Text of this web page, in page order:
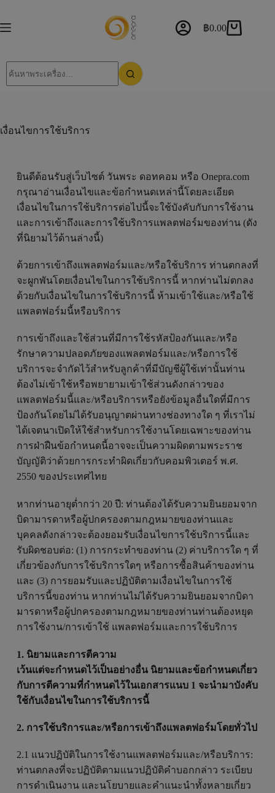
฿0.00
เงื่อนไขการใช้บริการ
ยินดีต้อนรับสู่เว็บไซต์ วันพระ ดอทคอม หรือ Onepra.com
กรุณาอ่านเงื่อนไขและข้อกำหนดเหล่านี้โดยละเอียด
เงื่อนไขในการใช้บริการต่อไปนี้จะใช้บังคับกับการใช้งาน
และการเข้าถึงและการใช้บริการแพลตฟอร์มของท่าน (ดัง
ที่นิยามไว้ด้านล่างนี้)
ด้วยการเข้าถึงแพลตฟอร์มและ/หรือใช้บริการ ท่านตกลงที่
จะผูกพันโดยเงื่อนไขในการใช้บริการนี้ หากท่านไม่ตกลง
ด้วยกับเงื่อนไขในการใช้บริการนี้ ห้ามเข้าใช้และ/หรือใช้
แพลตฟอร์มนี้หรือบริการ
การเข้าถึงและใช้ส่วนที่มีการใช้รหัสป้องกันและ/หรือ
รักษาความปลอดภัยของแพลตฟอร์มและ/หรือการใช้
บริการจะจำกัดไว้สำหรับลูกค้าที่มีบัญชีผู้ใช้เท่านั้นท่าน
ต้องไม่เข้าใช้หรือพยายามเข้าใช้ส่วนดังกล่าวของ
แพลตฟอร์มนี้และ/หรือบริการหรือยังข้อมูลอื่นใดที่มีการ
ป้องกันโดยไม่ได้รับอนุญาตผ่านทางช่องทางใด ๆ ที่เราไม่
ได้เจตนาเปิดให้ใช้สำหรับการใช้งานโดยเฉพาะของท่าน
การฝ่าฝืนข้อกำหนดนี้อาจจะเป็นความผิดตามพระราช
บัญญัติว่าด้วยการกระทำผิดเกี่ยวกับคอมพิวเตอร์ พ.ศ.
2550 ของประเทศไทย
หากท่านอายุต่ำกว่า 20 ปี: ท่านต้องได้รับความยินยอมจาก
บิดามารดาหรือผู้ปกครองตามกฎหมายของท่านและ
บุคคลดังกล่าวจะต้องยอมรับเงื่อนไขการใช้บริการนี้และ
รับผิดชอบต่อ: (1) การกระทำของท่าน (2) ค่าบริการใด ๆ ที่
เกี่ยวข้องกับการใช้บริการใดๆ หรือการซื้อสินค้าของท่าน
และ (3) การยอมรับและปฏิบัติตามเงื่อนไขในการใช้
บริการนี้ของท่าน หากท่านไม่ได้รับความยินยอมจากบิดา
มารดาหรือผู้ปกครองตามกฎหมายของท่านท่านต้องหยุด
การใช้งาน/การเข้าใช้ แพลตฟอร์มและการใช้บริการ
1. นิยามและการตีความ
เว้นแต่จะกำหนดไว้เป็นอย่างอื่น นิยามและข้อกำหนดเกี่ยว
กับการตีความที่กำหนดไว้ในเอกสารแนบ 1 จะนำมาบังคับ
ใช้กับเงื่อนไขในการใช้บริการนี้
2. การใช้บริการและ/หรือการเข้าถึงแพลตฟอร์มโดยทั่วไป
2.1 แนวปฏิบัติในการใช้งานแพลตฟอร์มและ/หรือบริการ:
ท่านตกลงที่จะปฏิบัติตามแนวปฏิบัติคำบอกกล่าว ระเบียบ
การดำเนินงาน และนโยบายและคำแนะนำทั้งหลายเกี่ยว